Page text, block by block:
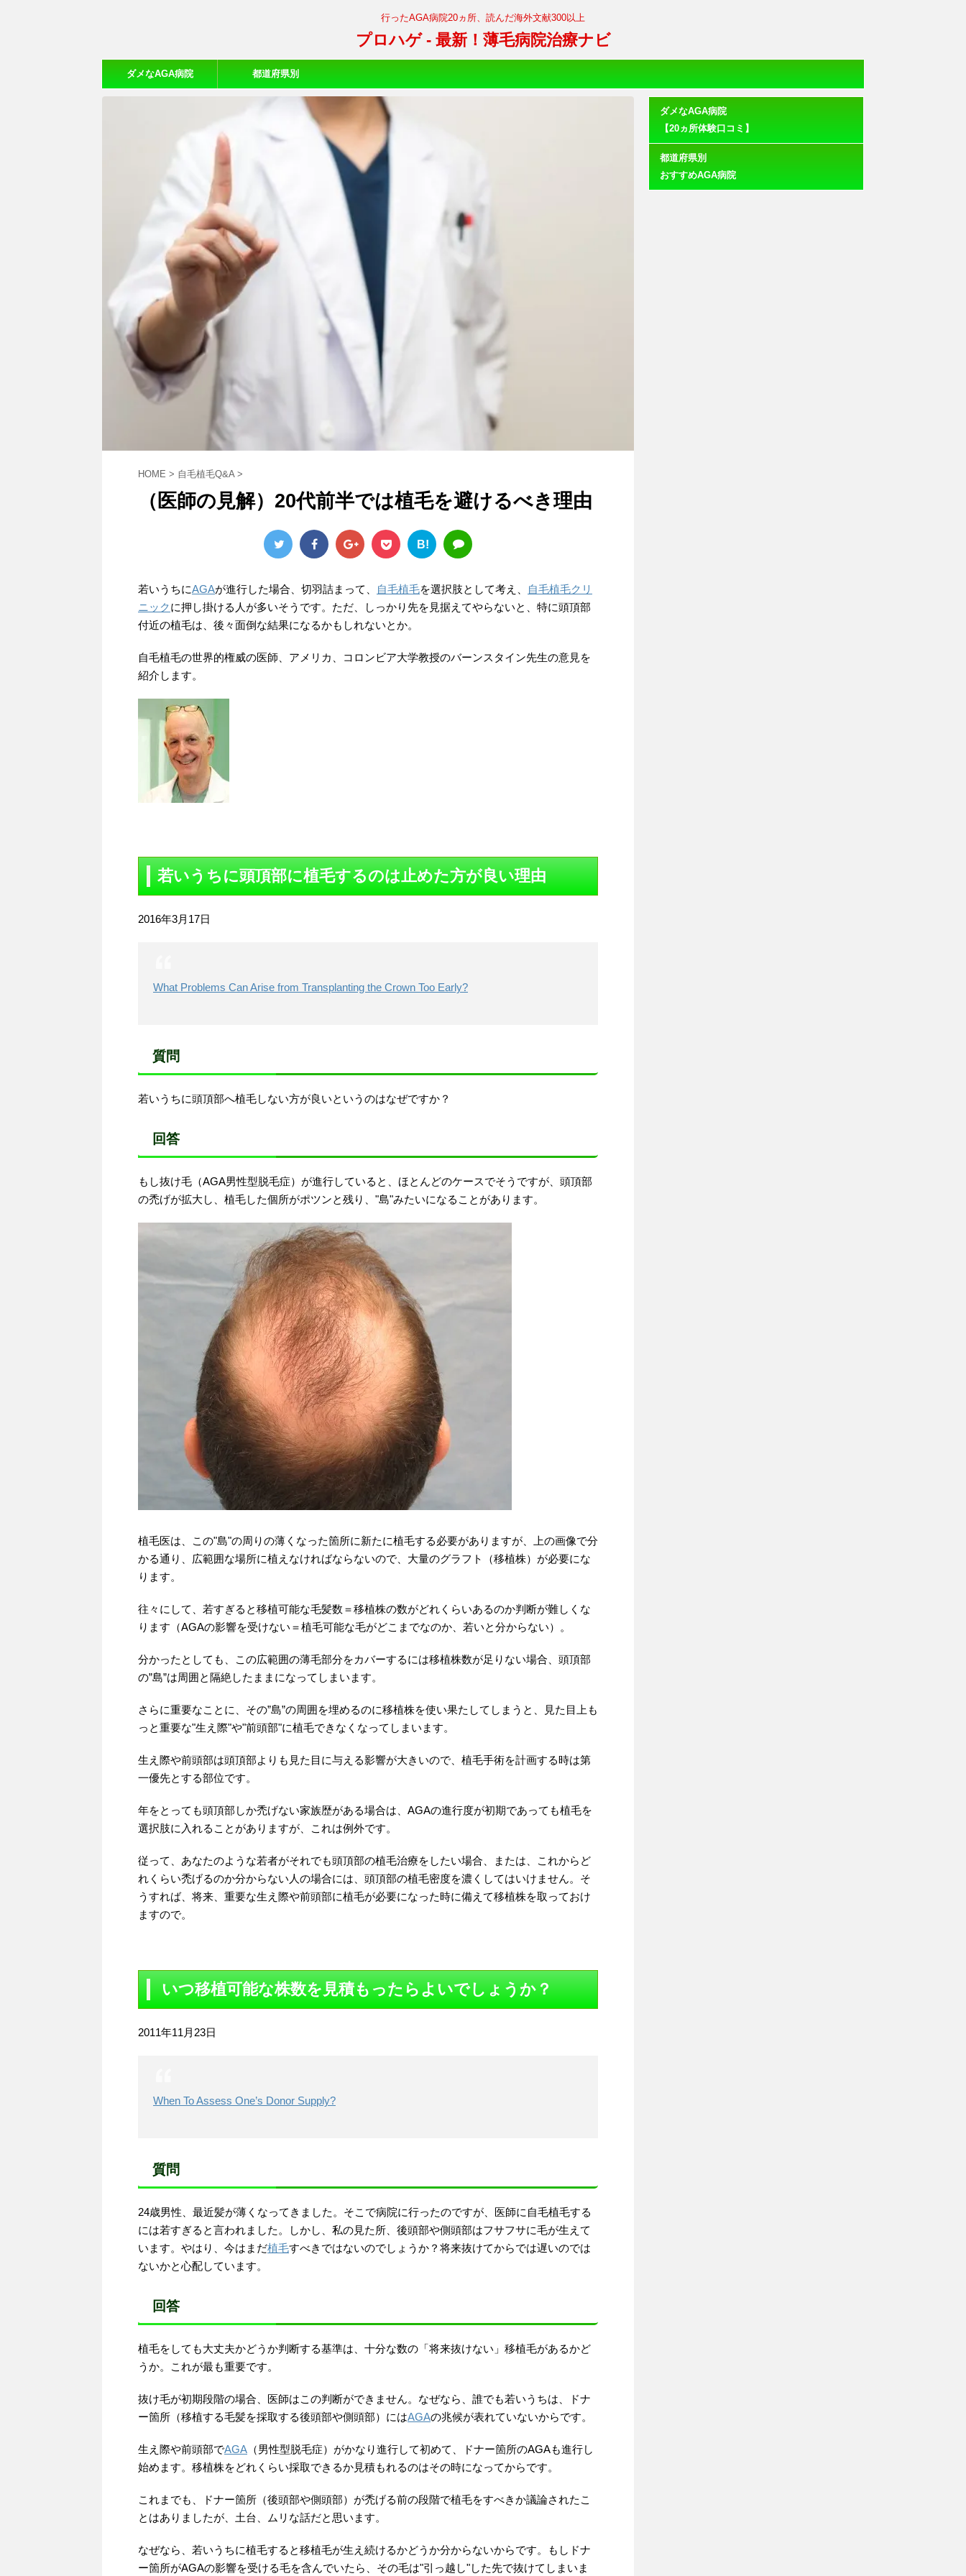
行ったAGA病院20ヵ所、読んだ海外文献300以上
プロハゲ - 最新！薄毛病院治療ナビ
ダメなAGA病院 都道府県別
おすすめAGA病院
HOME > 自毛植毛Q&A >
（医師の見解）20代前半では植毛を避けるべき理由
B!
若いうちにAGAが進行した場合、切羽詰まって、 自毛植毛を選択肢として考え、
自毛植毛クリ
ニックに押し掛ける人が多いそうです。ただ、しっかり先を見据えてやらないと、特に頭頂部
付近の植毛は、後々面倒な結果になるかもしれないとか。
自毛植毛の世界的権威の医師、アメリカ、コロンビア大学教授のバーンスタイン先生の意見を
紹介します。
若いうちに頭頂部に植毛するのは止めた方が良い理由
2016年3月17日
What Problems Can Arise from Transplanting the Crown Too Early?
質問
若いうちに頭頂部へ植毛しない方が良いというのはなぜですか？
回答
もし抜け毛（AGA男性型脱毛症）が進行していると、ほとんどのケースでそうですが、頭頂部
の禿げが拡大し、植毛した個所がポツンと残り、"島"みたいになることがあります。
植毛医は、この"島"の周りの薄くなった箇所に新たに植毛する必要がありますが、上の画像で分
かる通り、広範囲な場所に植えなければならないので、大量のグラフト（移植株）が必要にな
ります。
往々にして、若すぎると移植可能な毛髪数＝移植株の数がどれくらいあるのか判断が難しくな
ります（AGAの影響を受けない＝植毛可能な毛がどこまでなのか、若いと分からない）。
分かったとしても、この広範囲の薄毛部分をカバーするには移植株数が足りない場合、頭頂部
の”島”は周囲と隔絶したままになってしまいます。
さらに重要なことに、その”島”の周囲を埋めるのに移植株を使い果たしてしまうと、見た目上も
っと重要な"生え際"や"前頭部"に植毛できなくなってしまいます。
生え際や前頭部は頭頂部よりも見た目に与える影響が大きいので、植毛手術を計画する時は第
一優先とする部位です。
年をとっても頭頂部しか禿げない家族歴がある場合は、AGAの進行度が初期であっても植毛を
選択肢に入れることがありますが、これは例外です。
従って、あなたのような若者がそれでも頭頂部の植毛治療をしたい場合、または、これからど
れくらい禿げるのか分からない人の場合には、頭頂部の植毛密度を濃くしてはいけません。そ
うすれば、将来、重要な生え際や前頭部に植毛が必要になった時に備えて移植株を取っておけ
ますので。
いつ移植可能な株数を見積もったらよいでしょうか？
2011年11月23日
When To Assess One’s Donor Supply?
質問
24歳男性、最近髪が薄くなってきました。そこで病院に行ったのですが、医師に自毛植毛する
には若すぎると言われました。しかし、私の見た所、後頭部や側頭部はフサフサに毛が生えて
います。やはり、今はまだ植毛すべきではないのでしょうか？将来抜けてからでは遅いのでは
ないかと心配しています。
回答
植毛をしても大丈夫かどうか判断する基準は、十分な数の「将来抜けない」移植毛があるかど
うか。これが最も重要です。
抜け毛が初期段階の場合、医師はこの判断ができません。なぜなら、誰でも若いうちは、ドナ
ー箇所（移植する毛髪を採取する後頭部や側頭部）にはAGAの兆候が表れていないからです。
生え際や前頭部でAGA （男性型脱毛症）がかなり進行して初めて、ドナー箇所のAGAも進行し
始めます。移植株をどれくらい採取できるか見積もれるのはその時になってからです。
これまでも、ドナー箇所（後頭部や側頭部）が禿げる前の段階で植毛をすべきか議論されたこ
とはありましたが、土台、ムリな話だと思います。
なぜなら、若いうちに植毛すると移植毛が生え続けるかどうか分からないからです。もしドナ
ー箇所がAGAの影響を受ける毛を含んでいたら、その毛は"引っ越し"した先で抜けてしまいま
ダメなAGA病院
【20ヵ所体験口コミ】
都道府県別
おすすめAGA病院